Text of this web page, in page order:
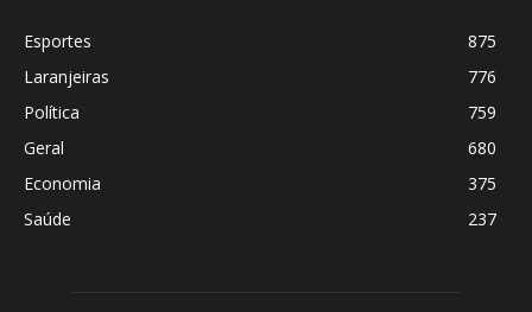
Esportes
875
Laranjeiras
776
Política
759
Geral
680
Economia
375
Saúde
237